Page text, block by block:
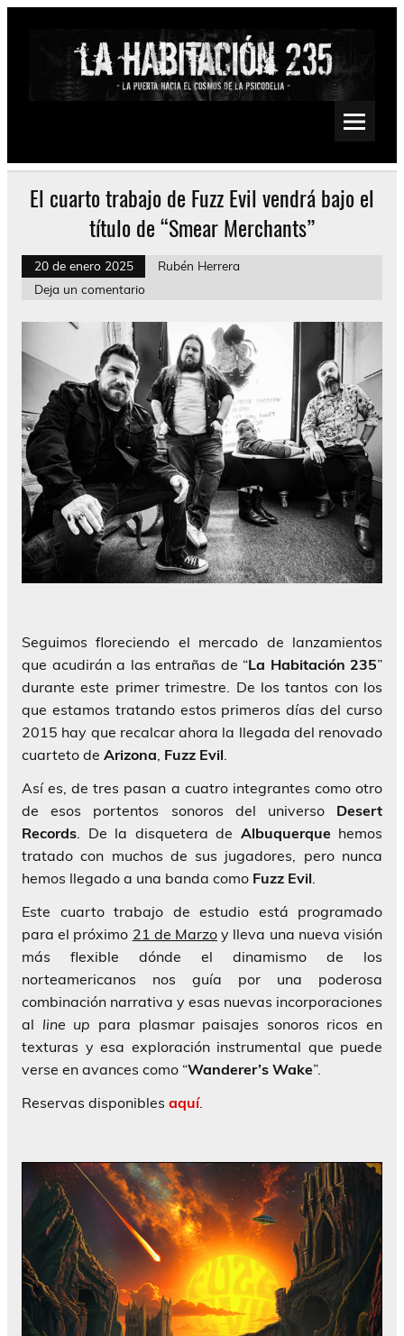
Saltar
Psychedelic, Stoner, Doom, Sludge, Fuzz, Space, Drone
El cuarto trabajo de Fuzz Evil vendrá bajo el
título de “Smear Merchants”
20 de enero 2025
Rubén Herrera
Deja un comentario
Seguimos floreciendo el mercado de lanzamientos
que acudirán a las entrañas de “La Habitación 235”
durante este primer trimestre. De los tantos con los
que estamos tratando estos primeros días del curso
2015 hay que recalcar ahora la llegada del renovado
cuarteto de Arizona, Fuzz Evil.
Así es, de tres pasan a cuatro integrantes como otro
de esos portentos sonoros del universo Desert
Records. De la disquetera de Albuquerque hemos
tratado con muchos de sus jugadores, pero nunca
hemos llegado a una banda como Fuzz Evil.
Este cuarto trabajo de estudio está programado
para el próximo 21 de Marzo y lleva una nueva visión
más flexible dónde el dinamismo de los
norteamericanos nos guía por una poderosa
combinación narrativa y esas nuevas incorporaciones
al line up para plasmar paisajes sonoros ricos en
texturas y esa exploración instrumental que puede
verse en avances como “Wanderer’s Wake”.
Reservas disponibles aquí.